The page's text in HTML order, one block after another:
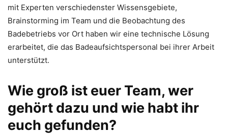
mit Experten verschiedenster Wissensgebiete,
Brainstorming im Team und die Beobachtung des
Badebetriebs vor Ort haben wir eine technische Lösung
erarbeitet, die das Badeaufsichtspersonal bei ihrer Arbeit
unterstützt.
Wie groß ist euer Team, wer
gehört dazu und wie habt ihr
euch gefunden?